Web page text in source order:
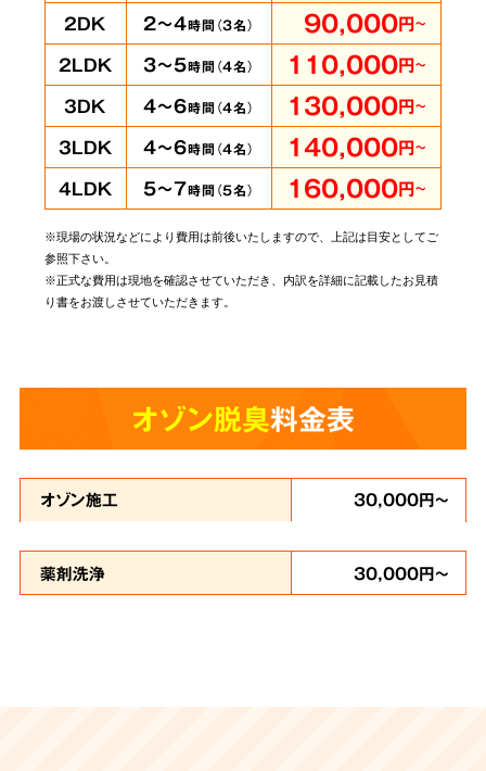
2DK 2～4時間（3名） 90,000円～
2LDK 3～5時間（4名） 110,000円～
3DK 4～6時間（4名） 130,000円～
3LDK 4～6時間（4名） 140,000円～
4LDK 5～7時間（5名） 160,000円～
※現場の状況などにより費用は前後いたしますので、上記は目安としてご
参照下さい。
※正式な費用は現地を確認させていただき、内訳を詳細に記載したお見積
り書をお渡しさせていただきます。
オゾン脱臭料金表
オゾン施工 30,000円～
薬剤洗浄 30,000円～